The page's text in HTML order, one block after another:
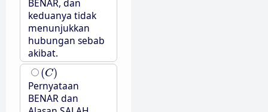
BENAR, dan
keduanya tidak
menunjukkan
hubungan sebab
akibat.
(C)
(C)
Pernyataan
BENAR dan